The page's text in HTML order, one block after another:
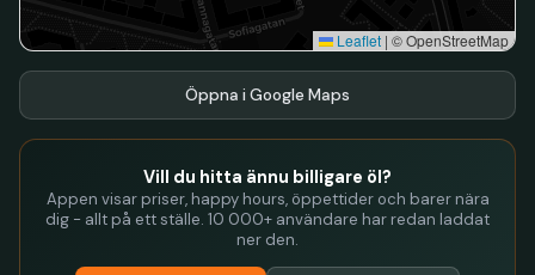
Leaflet | © OpenStreetMap
Öppna i Google Maps
Vill du hitta ännu billigare öl?
Appen visar priser, happy hours, öppettider och barer nära
dig - allt på ett ställe. 10 000+ användare har redan laddat
ner den.